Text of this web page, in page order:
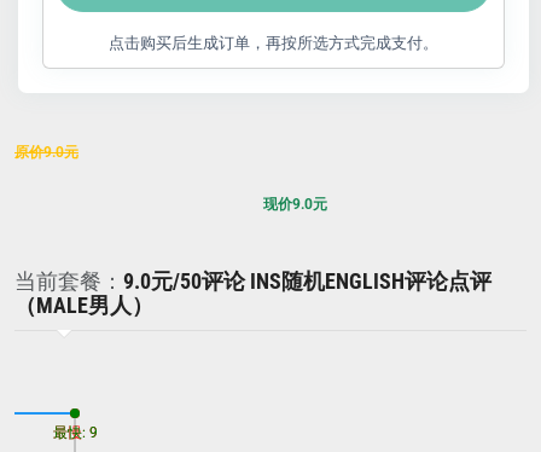
点击购买后生成订单，再按所选方式完成支付。
原价9.0元
现价9.0元
当前套餐： 9.0元/50评论 INS随机ENGLISH评论点评
（MALE男人）
最慢: 9
最快: 9